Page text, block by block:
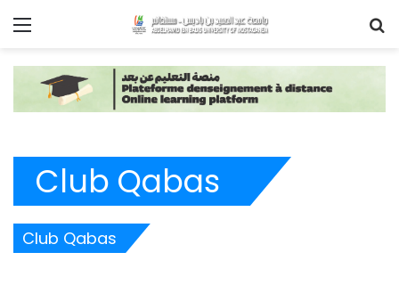
Menu
Club Qabas
Club Qabas